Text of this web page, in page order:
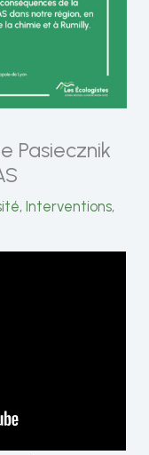
Pasiecznik
,Interventions,